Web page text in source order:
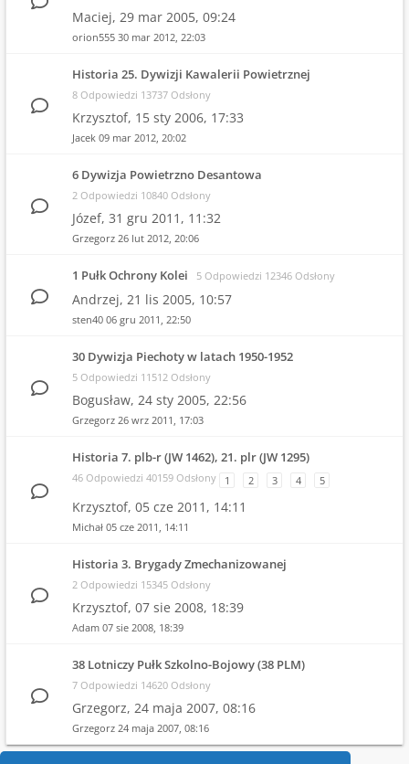
Maciej, 29 mar 2005, 09:24
orion555 30 mar 2012, 22:03
Historia 25. Dywizji Kawalerii Powietrznej
8 Odpowiedzi 13737 Odsłony
Krzysztof, 15 sty 2006, 17:33
Jacek 09 mar 2012, 20:02
6 Dywizja Powietrzno Desantowa
2 Odpowiedzi 10840 Odsłony
Józef, 31 gru 2011, 11:32
Grzegorz 26 lut 2012, 20:06
1 Pułk Ochrony Kolei 5 Odpowiedzi 12346 Odsłony
Andrzej, 21 lis 2005, 10:57
sten40 06 gru 2011, 22:50
30 Dywizja Piechoty w latach 1950-1952
5 Odpowiedzi 11512 Odsłony
Bogusław, 24 sty 2005, 22:56
Grzegorz 26 wrz 2011, 17:03
Historia 7. plb-r (JW 1462), 21. plr (JW 1295)
46 Odpowiedzi 40159 Odsłony 1 2 3 4 5
Krzysztof, 05 cze 2011, 14:11
Michał 05 cze 2011, 14:11
Historia 3. Brygady Zmechanizowanej
2 Odpowiedzi 15345 Odsłony
Krzysztof, 07 sie 2008, 18:39
Adam 07 sie 2008, 18:39
38 Lotniczy Pułk Szkolno-Bojowy (38 PLM)
7 Odpowiedzi 14620 Odsłony
Grzegorz, 24 maja 2007, 08:16
Grzegorz 24 maja 2007, 08:16